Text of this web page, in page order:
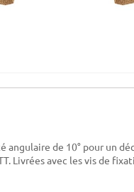
angulaire de 10° pour un
Livrées avec les vis de